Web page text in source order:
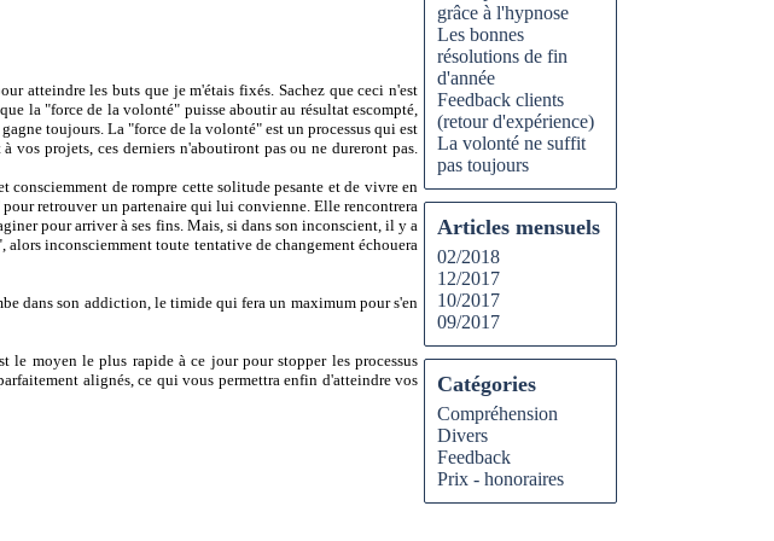
atteindre les buts que je m'étais fixés. Sachez que ceci n'est
la "force de la volonté" puisse aboutir au résultat escompté,
toujours. La "force de la volonté" est un processus qui est
vos projets, ces derniers n'aboutiront pas ou ne dureront pas.
consciemment de rompre cette solitude pesante et de vivre en
retrouver un partenaire qui lui convienne. Elle rencontrera
pour arriver à ses fins. Mais, si dans son inconscient, il y a
inconsciemment toute tentative de changement échouera
dans son addiction, le timide qui fera un maximum pour s'en
le moyen le plus rapide à ce jour pour stopper les processus
alignés, ce qui vous permettra enfin d'atteindre vos
grâce à l'hypnose
Les bonnes
résolutions de fin
d'année
Feedback clients
(retour d'expérience)
La volonté ne suffit
pas toujours
Articles mensuels
02/2018
12/2017
10/2017
09/2017
Catégories
Compréhension
Divers
Feedback
Prix - honoraires